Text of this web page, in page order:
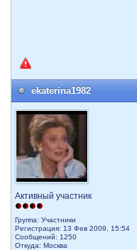
ekaterina1982
Активный участник
Группа: Участники
Регистрация: 13 Фев 2009, 15:54
Сообщений: 1250
Откуда: Москва